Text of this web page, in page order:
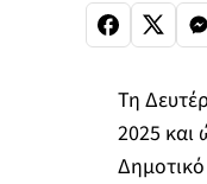
Τη
2025 και